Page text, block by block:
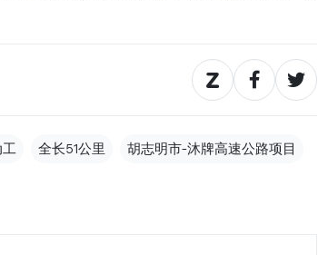
工 全长51公里 胡志明市-沐牌高速公路项目